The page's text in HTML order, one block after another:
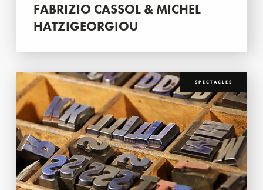
FABRIZIO CASSOL & MICHEL
HATZIGEORGIOU
SPECTACLES